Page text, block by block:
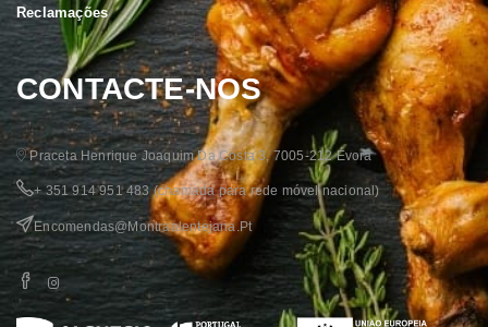
Reclamações
CONTACTE-NOS
Praceta Henrique Joaquim Da Costa 3, 7005-212 Évora
+ 351 914 951 483 (chamada para rede móvel nacional)
Encomendas@montraalentejana.pt